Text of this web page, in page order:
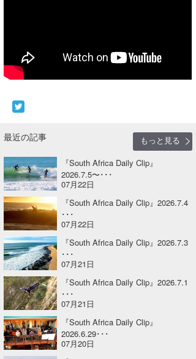
最近の記事
もっと見る
『South Africa Daily Clip』
2026.7.5〜･･･
07月22日
『South Africa Daily Clip』2026.7.4
･･･
07月22日
『South Africa Daily Clip』2026.7.3
･･･
07月21日
『South Africa Daily Clip』2026.7.1
･･･
07月21日
『South Africa Daily Clip』
2026.6.29･･･
07月20日
DELTA FORCE SURF
CBA Films
熊谷素子
メディア
進士剛光
田原啓江
植村未来
NOBUFUKU
大野”MAR”修聖
喜納海人
Aichan
chan-U
ECE
G◎Da
H
KID
KOBU
KY